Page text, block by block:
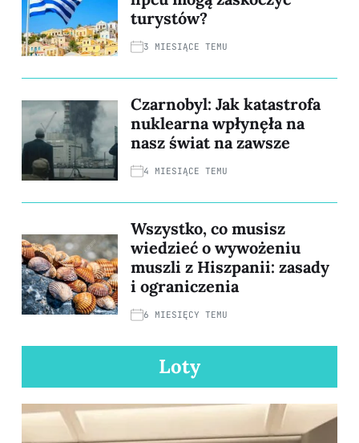
turystów?
3 MIESIĄCE TEMU
Czarnobyl: Jak katastrofa
nuklearna wpłynęła na
nasz świat na zawsze
4 MIESIĄCE TEMU
Wszystko, co musisz
wiedzieć o wywożeniu
muszli z Hiszpanii: zasady
i ograniczenia
6 MIESIĘCY TEMU
Loty